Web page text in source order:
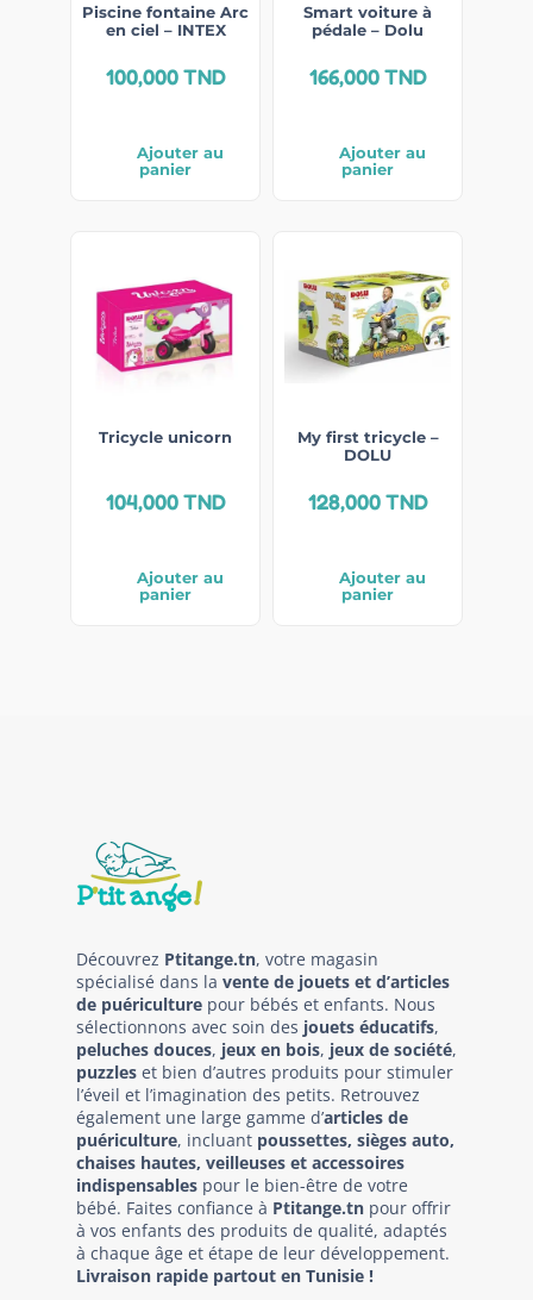
Piscine fontaine Arc
en ciel – INTEX
100,000TND
Ajouter au
panier
Smart voiture à
pédale – Dolu
166,000TND
Ajouter au
panier
Tricycle unicorn
104,000TND
Ajouter au
panier
My first tricycle –
DOLU
128,000TND
Ajouter au
panier
Découvrez Ptitange.tn, votre magasin
spécialisé dans la vente de jouets et d’articles
de puériculture pour bébés et enfants. Nous
sélectionnons avec soin des jouets éducatifs,
peluches douces, jeux en bois, jeux de société,
puzzles et bien d’autres produits pour stimuler
l’éveil et l’imagination des petits. Retrouvez
également une large gamme d’articles de
puériculture, incluant poussettes, sièges auto,
chaises hautes, veilleuses et accessoires
indispensables pour le bien-être de votre
bébé. Faites confiance à Ptitange.tn pour offrir
à vos enfants des produits de qualité, adaptés
à chaque âge et étape de leur développement.
Livraison rapide partout en Tunisie !